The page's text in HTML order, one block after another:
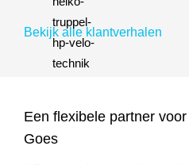
Bekijk alle klantverhalen
Een flexibele partner
Goes